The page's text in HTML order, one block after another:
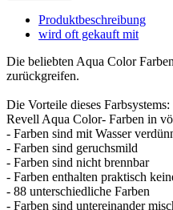
Produktbeschreibung
wird oft gekauft mit
Die beliebten Aqua Color
zurückgreifen.
Die Vorteile dieses Farbsystems:
Revell Aqua Color- Farben in
- Farben sind mit Wasser
- Farben sind geruchsmild
- Farben sind nicht brennbar
- Farben enthalten praktisch
- 88 unterschiedliche Farben
- Farben sind untereinander